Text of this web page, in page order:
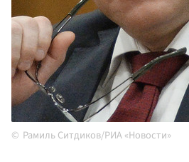
Рамиль Ситдиков/РИА «Новости»